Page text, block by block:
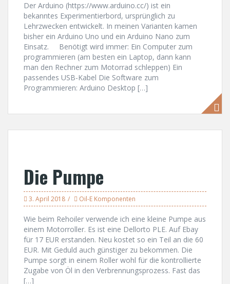
Der Arduino (https://www.arduino.cc/) ist ein
bekanntes Experimentierbord, ursprünglich zu
Lehrzwecken entwickelt. In meinen Varianten kamen
bisher ein Arduino Uno und ein Arduino Nano zum
Einsatz. Benötigt wird immer: Ein Computer zum
programmieren (am besten ein Laptop, dann kann
man den Rechner zum Motorrad schleppen) Ein
passendes USB-Kabel Die Software zum
Programmieren: Arduino Desktop […]
Die Pumpe
3. April 2018 Oil-E Komponenten
Wie beim Rehoiler verwende ich eine kleine Pumpe aus
einem Motorroller. Es ist eine Dellorto PLE. Auf Ebay
für 17 EUR erstanden. Neu kostet so ein Teil an die 60
EUR. Mit Geduld auch günstiger zu bekommen. Die
Pumpe sorgt in einem Roller wohl für die kontrollierte
Zugabe von Öl in den Verbrennungsprozess. Fast das
[…]